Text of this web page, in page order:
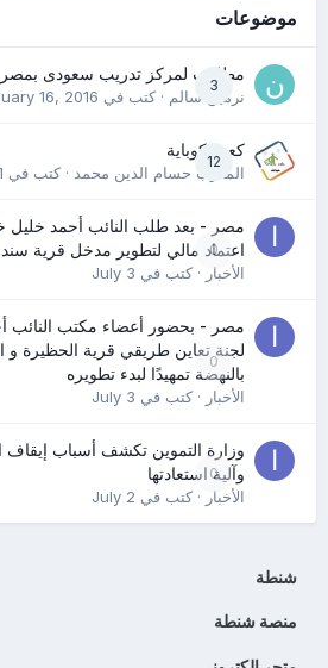
موضوعات
3
مطلوب لمركز تدريب سعودى بمصر
نرمين سالم· كتب في 16, 2016
12
كعب كوباية
المدرب حسام الدين محمد· كتب في
0
مصر - بعد طلب النائب أحمد خليل
اعتماد مالي لتطوير مدخل قرية سند
الأخبار· كتب في July 3
0
مصر - بحضور أعضاء مكتب النائب
لجنة تعاين طريقي قرية الحظيرة و
بالنهضة تمهيدًا لبدء تطويره
الأخبار· كتب في July 3
0
وزارة التموين تكشف أسباب إيقاف
وآلية استعادتها
الأخبار· كتب في July 2
شنطة
منصة شنطة